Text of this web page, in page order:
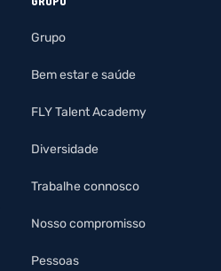
Grupo
Bem estar e saúde
FLY Talent Academy
Diversidade
Trabalhe connosco
Nosso compromisso
Pessoas